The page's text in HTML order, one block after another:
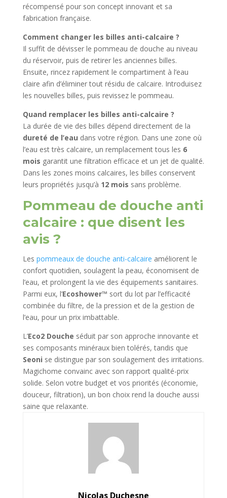
récompensé pour son concept innovant et sa
fabrication française.
Comment changer les billes anti-calcaire ?
Il suffit de dévisser le pommeau de douche au niveau
du réservoir, puis de retirer les anciennes billes.
Ensuite, rincez rapidement le compartiment à l’eau
claire afin d’éliminer tout résidu de calcaire. Introduisez
les nouvelles billes, puis revissez le pommeau.
Quand remplacer les billes anti-calcaire ?
La durée de vie des billes dépend directement de la
dureté de l’eau dans votre région. Dans une zone où
l’eau est très calcaire, un remplacement tous les 6
mois garantit une filtration efficace et un jet de qualité.
Dans les zones moins calcaires, les billes conservent
leurs propriétés jusqu’à 12 mois sans problème.
Pommeau de douche anti
calcaire : que disent les
avis ?
Les pommeaux de douche anti-calcaire améliorent le
confort quotidien, soulagent la peau, économisent de
l’eau, et prolongent la vie des équipements sanitaires.
Parmi eux, l’Ecoshower™ sort du lot par l’efficacité
combinée du filtre, de la pression et de la gestion de
l’eau, pour un prix imbattable.
L’Eco2 Douche séduit par son approche innovante et
ses composants minéraux bien tolérés, tandis que
Seoni se distingue par son soulagement des irritations.
Magichome convainc avec son rapport qualité-prix
solide. Selon votre budget et vos priorités (économie,
douceur, filtration), un bon choix rend la douche aussi
saine que relaxante.
Nicolas Duchesne